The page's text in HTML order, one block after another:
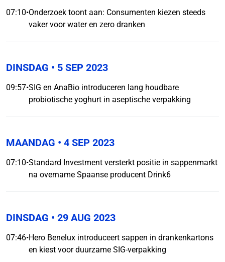
07:10•Onderzoek toont aan: Consumenten kiezen steeds
vaker voor water en zero dranken
DINSDAG • 5 SEP 2023
09:57•SIG en AnaBio introduceren lang houdbare
probiotische yoghurt in aseptische verpakking
MAANDAG • 4 SEP 2023
07:10•Standard Investment versterkt positie in sappenmarkt
na overname Spaanse producent Drink6
DINSDAG • 29 AUG 2023
07:46•Hero Benelux introduceert sappen in drankenkartons
en kiest voor duurzame SIG-verpakking